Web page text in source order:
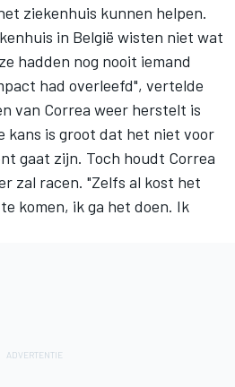
ziekenhuis kunnen helpen.
in België wisten niet wat
hadden nog nooit iemand
had overleefd", vertelde
van Correa weer herstelt is
kans is groot dat het niet voor
gaat zijn. Toch houdt Correa
zal racen. "Zelfs al kost het
komen, ik ga het doen. Ik